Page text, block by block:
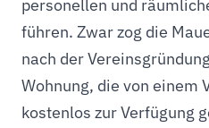
personellen und
führen. Zwar zog die
nach der
Wohnung, die von einem
kostenlos zur Verfügung